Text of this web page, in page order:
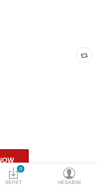
0
SEPET HESABIM